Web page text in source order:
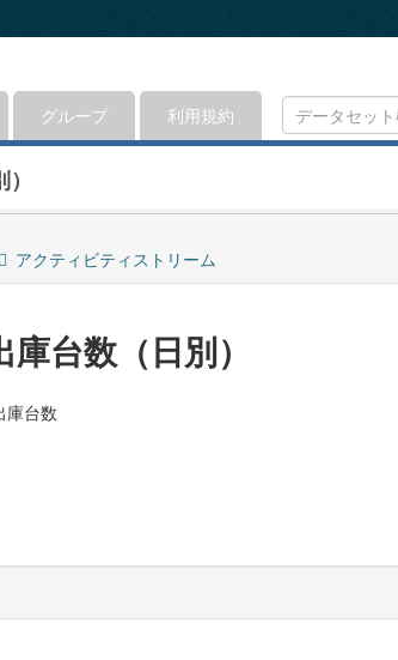
グループ 利用規約
アクティビティストリーム
台数（日別）
台数